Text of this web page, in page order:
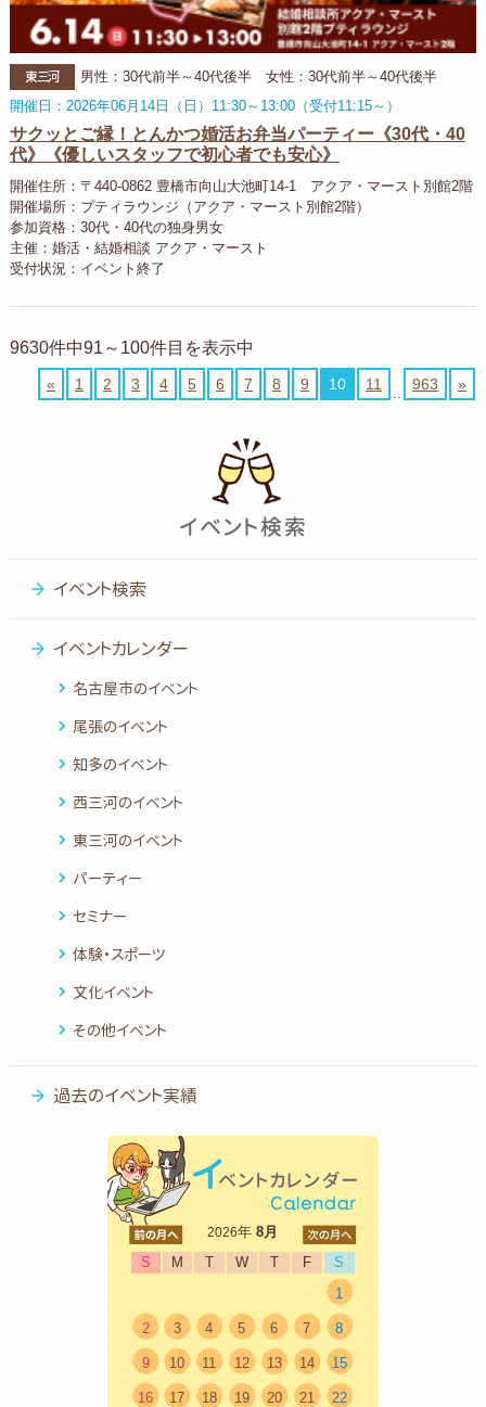
東三河
男性：30代前半～40代後半 女性：30代前半～40代後半
開催日：2026年06月14日（日）11:30～13:00（受付11:15～）
サクッとご縁！とんかつ婚活お弁当パーティー《30代・40
代》《優しいスタッフで初心者でも安心》
開催住所：〒440-0862 豊橋市向山大池町14-1 アクア・マースト別館2階
開催場所：プティラウンジ（アクア・マースト別館2階）
参加資格：30代・40代の独身男女
主催：婚活・結婚相談 アクア・マースト
受付状況：イベント終了
9630件中91～100件目を表示中
« 1 2 3 4 5 6 7 8 9 10 11 963 »
イベント検索
イベントカレンダー
名古屋市のイベント
尾張のイベント
知多のイベント
西三河のイベント
東三河のイベント
パーティー
セミナー
体験・スポーツ
文化イベント
その他イベント
過去のイベント実績
2026年8月
S
M T W T F
S
1
2 3 4 5 6 7 8
9 10 11 12 13 14 15
16 17 18 19 20 21 22